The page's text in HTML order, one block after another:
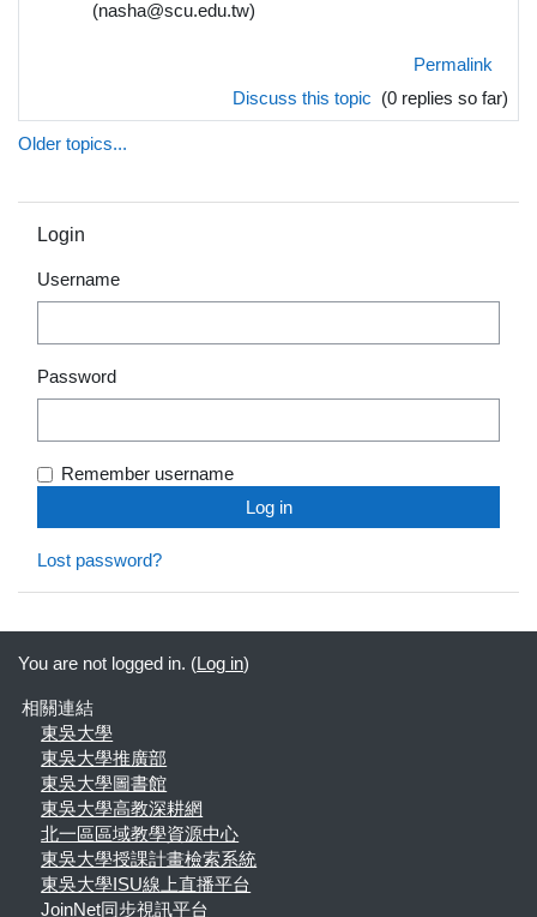
(nasha@scu.edu.tw)
Permalink
Discuss this topic
(0 replies so far)
Older topics...
Login
Username
Password
Remember username
Lost password?
You are not logged in. ( Log in)
相關連結
東吳大學
東吳大學推廣部
東吳大學圖書館
東吳大學高教深耕網
北一區區域教學資源中心
東吳大學授課計畫檢索系統
東吳大學ISU線上直播平台
JoinNet同步視訊平台